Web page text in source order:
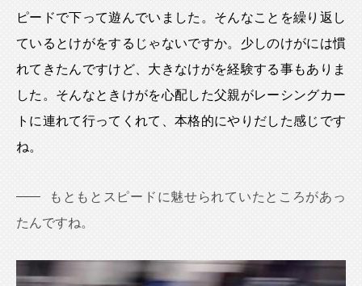
ピードで下って遊んでいました。そんなことを繰り返し
ているとけがをするじゃないですか。少しのけがには慣
れてきたんですけど、大きなけがを経験する事もありま
した。そんなときけがを心配した父親がレーシングカー
トに連れて行ってくれて、本格的にやりだした感じです
ね。
もともとスピードに魅せられていたところがあっ
たんですね。